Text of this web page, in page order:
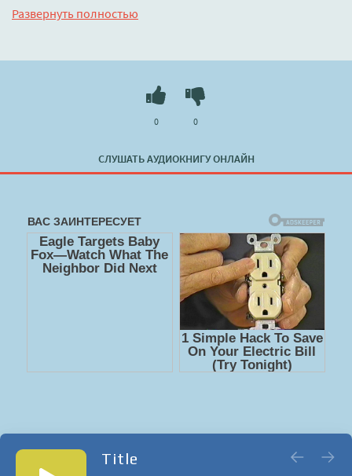
Развернуть полностью
СЛУШАТЬ АУДИОКНИГУ ОНЛАЙН
0 0
Title